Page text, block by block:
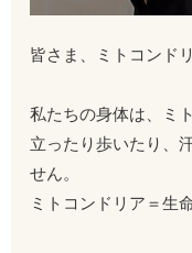
皆さま、ミトコンド
私たちの身体は、ミ
立ったり歩いたり、
せん。
ミトコンドリア＝生